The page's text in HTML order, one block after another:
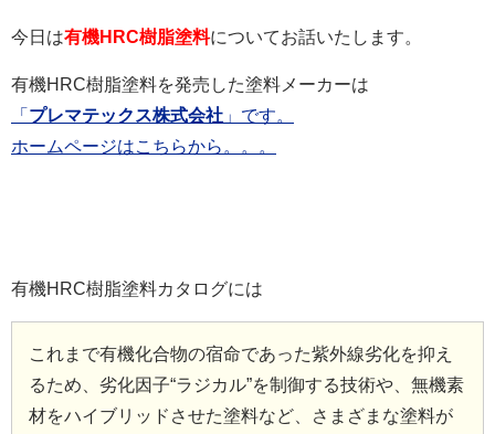
今日は有機HRC樹脂塗料についてお話いたします。
有機HRC樹脂塗料を発売した塗料メーカーは
「 プレマテックス株式会社 」です。
ホームページはこちらから。。。
有機HRC樹脂塗料カタログには
これまで有機化合物の宿命であった紫外線劣化を抑え
るため、劣化因子“ラジカル”を制御する技術や、無機素
材をハイブリッドさせた塗料など、さまざまな塗料が